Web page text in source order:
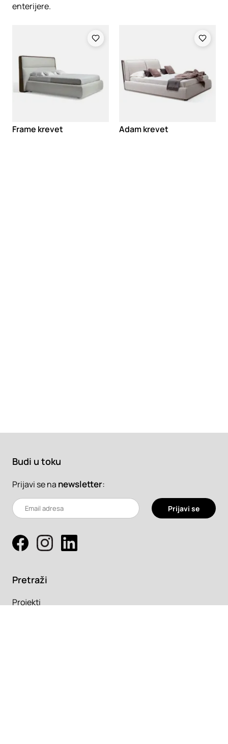
enterijere.
Frame krevet Adam krevet
Budi u toku
Prijavi se na newsletter:
Prijavi se
Pretraži
Projekti